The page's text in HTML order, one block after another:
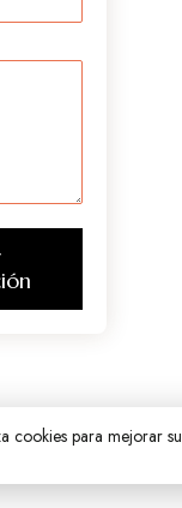
cookies para mejorar su